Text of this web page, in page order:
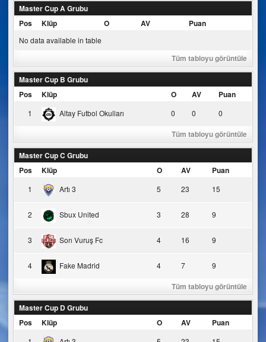
Master Cup A Grubu
Pos
Klüp O AV Puan
No data available in table
Tüm tabloyu görüntüle
Master Cup B Grubu
Pos
Klüp O AV Puan
1 Altay Futbol Okulları 0 0 0
Tüm tabloyu görüntüle
Master Cup C Grubu
Pos
Klüp O AV Puan
1 Artı 3 5 23 15
2 Sbux United 3 28 9
3 Son Vuruş Fc 4 16 9
4 Fake Madrid 4 7 9
Tüm tabloyu görüntüle
Master Cup D Grubu
Pos
Klüp O AV Puan